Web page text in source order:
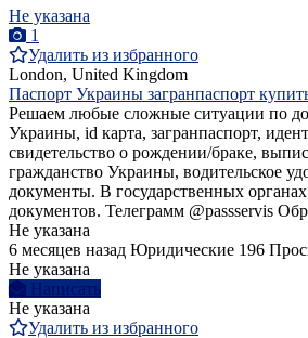
Не указана
1
Удалить из избранного
London, United Kingdom
Паспорт Украины загранпаспорт
Решаем любые сложные ситуации по
Украины, id карта, загранпаспорт,
свидетельство о рождении/браке,
гражданство Украины, водительское
документы. В государственных
документов. Телеграмм @passservis
Не указана
6 месяцев назад Юридические 196
Не указана
Написать
Не указана
Удалить из избранного